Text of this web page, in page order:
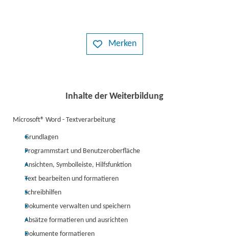
Merken
Inhalte der Weiterbildung
Microsoft® Word - Textverarbeitung
Grundlagen
Programmstart und Benutzeroberfläche
Ansichten, Symbolleiste, Hilfsfunktion
Text bearbeiten und formatieren
Schreibhilfen
Dokumente verwalten und speichern
Absätze formatieren und ausrichten
Dokumente formatieren